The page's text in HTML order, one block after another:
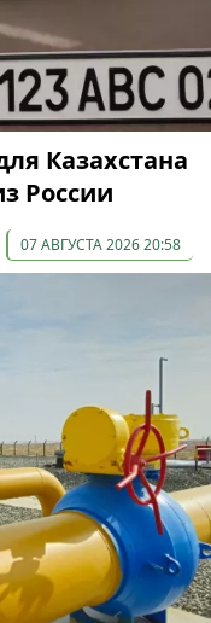
Казахстана
России
07 АВГУСТА 2026 20:58